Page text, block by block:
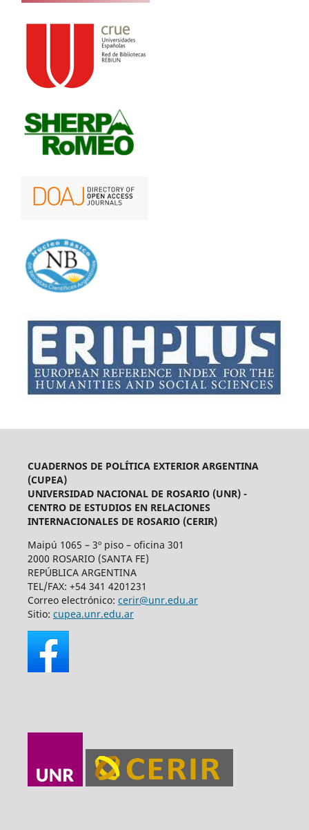
CUADERNOS DE POLÍTICA EXTERIOR ARGENTINA
(CUPEA)
UNIVERSIDAD NACIONAL DE ROSARIO (UNR) -
CENTRO DE ESTUDIOS EN RELACIONES
INTERNACIONALES DE ROSARIO (CERIR)
Maipú 1065 – 3º piso – oficina 301
2000 ROSARIO (SANTA FE)
REPÚBLICA ARGENTINA
TEL/FAX: +54 341 4201231
Correo electrónico: cerir@unr.edu.ar
Sitio: cupea.unr.edu.ar